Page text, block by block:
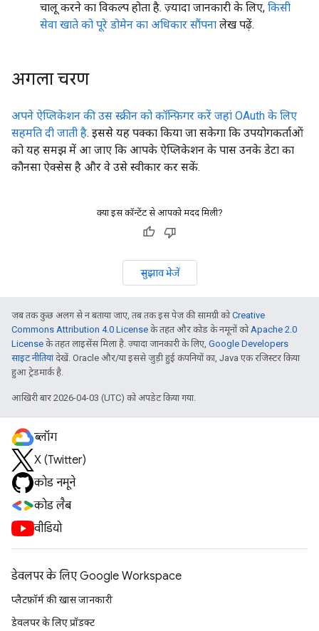
चालू करने का विकल्प होता है. ज़्यादा जानकारी के लिए, किसी
सेवा खाते को पूरे डोमेन का अधिकार सौंपना लेख पढ़ें.
अगला चरण
अपने ऐप्लिकेशन की उस स्क्रीन को कॉन्फ़िगर करें जहां OAuth के लिए
सहमति दी जाती है. इससे यह पक्का किया जा सकेगा कि उपयोगकर्ताओं
को यह समझ में आ जाए कि आपके ऐप्लिकेशन के पास उनके डेटा का
कौनसा ऐक्सेस है और वे उसे स्वीकार कर सकें.
क्या इस कॉन्टेंट से आपको मदद मिली?
सुझाव भेजें
जब तक कुछ अलग से न बताया जाए, तब तक इस पेज की सामग्री कोCreative
Commons Attribution 4.0 License के तहत और कोड के नमूनों कोApache 2.0
License के तहत लाइसेंस मिला है. ज़्यादा जानकारी के लिए, Google Developers
साइट नीतियांदेखें. Oracle और/या इससे जुड़ी हुई कंपनियों का, Java एक रजिस्टर किया
हुआ ट्रेडमार्क है.
आखिरी बार 2026-04-03 (UTC) को अपडेट किया गया.
ब्लॉग
X (Twitter)
कोड नमूने
कोड लैब
वीडियो
डेवलपर के लिए Google Workspace
प्लैटफ़ॉर्म की खास जानकारी
डेवलपर के लिए प्रॉडक्ट